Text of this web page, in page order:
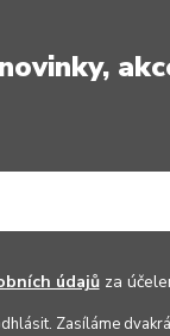
údajůza
Zasíláme